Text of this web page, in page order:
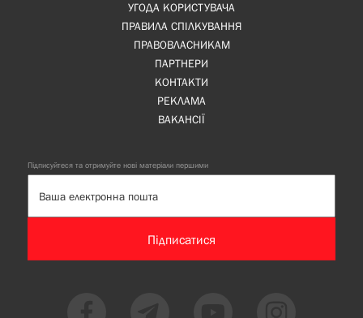
УГОДА КОРИСТУВАЧА
ПРАВИЛА СПІЛКУВАННЯ
ПРАВОВЛАСНИКАМ
ПАРТНЕРИ
КОНТАКТИ
РЕКЛАМА
ВАКАНСІЇ
Підписуйтеся та отримуйте нові матеріали першими
Підписатися